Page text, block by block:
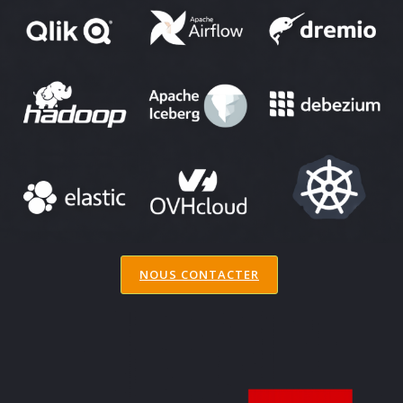
NOUS CONTACTER